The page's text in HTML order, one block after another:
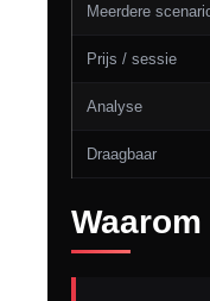
Meerdere
Prijs / sessie
Analyse
Draagbaar